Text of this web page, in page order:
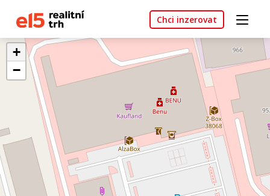
Chci inzerovat
+
−